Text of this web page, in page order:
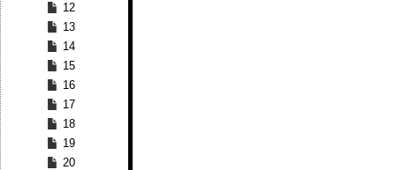
12
13
14
15
16
17
18
19
20